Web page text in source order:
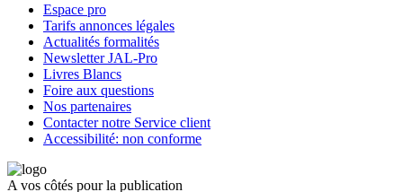
Espace pro
Tarifs annonces légales
Actualités formalités
Newsletter JAL-Pro
Livres Blancs
Foire aux questions
Nos partenaires
Contacter notre Service client
Accessibilité: non conforme
A vos côtés pour la publication